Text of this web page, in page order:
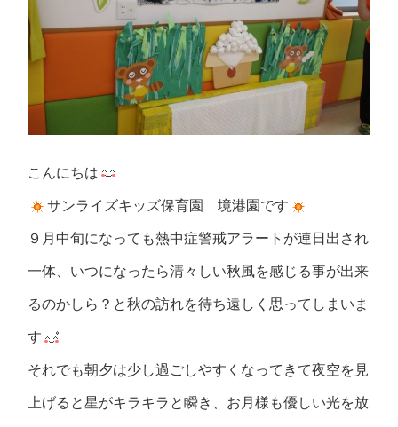
こんにちは
サンライズキッズ保育園 境港園です
９月中旬になっても熱中症警戒アラートが連日出され
一体、いつになったら清々しい秋風を感じる事が出来
るのかしら？と秋の訪れを待ち遠しく思ってしまいま
す
それでも朝夕は少し過ごしやすくなってきて夜空を見
上げると星がキラキラと瞬き、お月様も優しい光を放